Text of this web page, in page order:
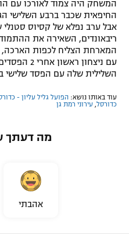
המשחק היה צמוד לאורכו עם
ריבאונדים, השאירה את
המארחת הצליח לכפות הארכה,
עם ניצחון
השלילית שלה עם הפסד שלישי
עוד באותו נושא: הפועל גליל עליון -
כדורסל עירוני רמת גן
מה דעתך
אהבתי